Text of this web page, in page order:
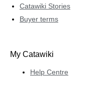
Catawiki Stories
Buyer terms
My Catawiki
Help Centre